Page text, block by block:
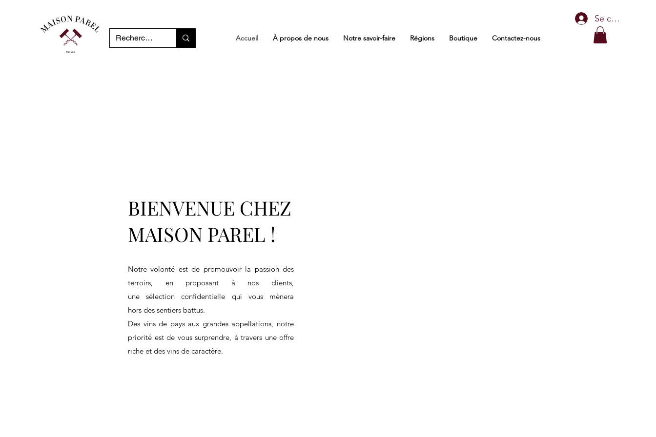
Accueil À propos de nous Notre savoir-faire Régions Boutique Contactez-nous
Se connecter
BIENVENUE CHEZ
MAISON PAREL !
Notre volonté est de promouvoir la passion des
terroirs, en proposant à nos clients,
une sélection confidentielle qui vous mènera
hors des sentiers battus.
Des vins de pays aux grandes appellations, notre
priorité est de vous surprendre, à travers une offre
riche et des vins de caractère.